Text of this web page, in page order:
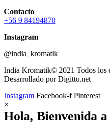
Contacto
+56 9 84194870
Instagram
@india_kromatik
India Kromatik© 2021 Todos los
Desarrollado por Digitto.net
Instagram Facebook-f Pinterest
×
Hola, Bienvenida